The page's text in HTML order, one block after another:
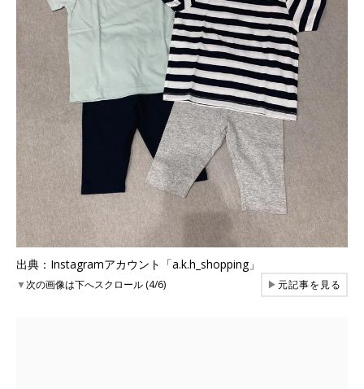
出典：Instagramアカウント「a.k.h_shopping」
▼次の画像は下へスクロール (4/6) ▶元記事を見る